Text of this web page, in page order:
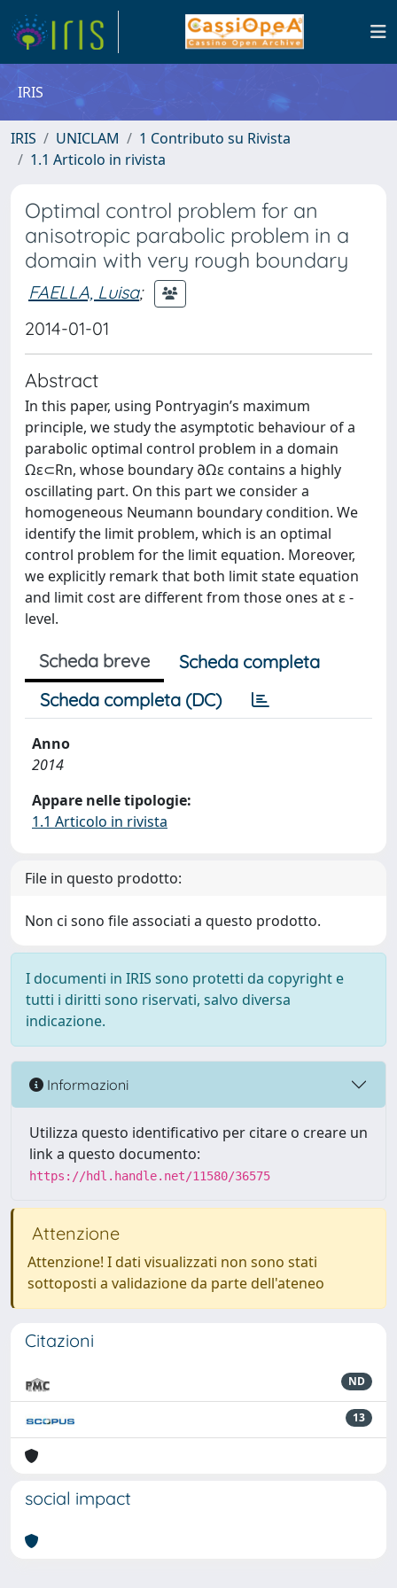
IRIS
IRIS UNICLAM
1 Contributo su Rivista
1.1 Articolo in rivista
Optimal control problem for an
anisotropic parabolic problem in a
domain with very rough boundary
FAELLA, Luisa;
2014-01-01
Abstract
In this paper, using Pontryagin’s maximum
principle, we study the asymptotic behaviour of a
parabolic optimal control problem in a domain
Ωε⊂Rn, whose boundary ∂Ωε contains a highly
oscillating part. On this part we consider a
homogeneous Neumann boundary condition. We
identify the limit problem, which is an optimal
control problem for the limit equation. Moreover,
we explicitly remark that both limit state equation
and limit cost are different from those ones at ε -
level.
Scheda breve
Scheda completa
Scheda completa (DC)
Anno
2014
Appare nelle tipologie:
1.1 Articolo in rivista
File in questo prodotto:
Non ci sono file associati a questo prodotto.
I documenti in IRIS sono protetti da copyright e
tutti i diritti sono riservati, salvo diversa
indicazione.
Informazioni
Utilizza questo identificativo per citare o creare un
link a questo documento:
https://hdl.handle.net/11580/36575
Attenzione
Attenzione! I dati visualizzati non sono stati
sottoposti a validazione da parte dell'ateneo
Citazioni
ND
13
social impact